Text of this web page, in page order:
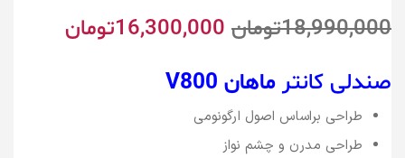
18,990,000تومان 16,300,000تومان
صندلی کانتر ماهان V800
طراحی براساس اصول ارگونومی
طراحی مدرن و چشم نواز